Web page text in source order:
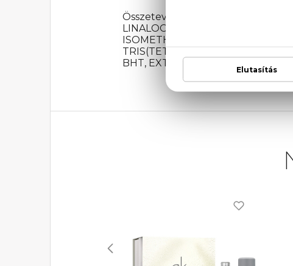
Összetevők: ALCOHOL DENAT.,
LINALOOL, LIMONENE, BUTYL
ISOMETHYL IONONE,
BHT, EXT. D&C VIOLET NO. 2 (CI